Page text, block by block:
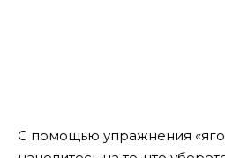
С помощью упражнения